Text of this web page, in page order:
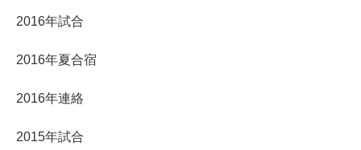
2016年試合
2016年夏合宿
2016年連絡
2015年試合